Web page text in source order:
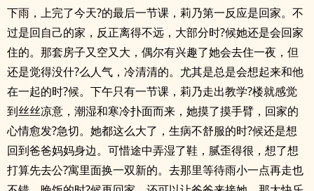
下雨，上完了今天?的最后一节课，莉乃第一反应是回家。不
过是回自己的家，反正离得不远，大部分时?候她还是会回家
住的。那套房子又空又大，偶尔有兴趣了她会去住一夜，但
还是觉得没什?么人气，冷清清的。尤其是总是会想起来和他
在一起的时?候。下午只有一节课，莉乃走出教学?楼就感觉
到丝丝凉意，潮湿和寒冷扑面而来，她摸了摸手臂，回家的
心情愈发?急切。她都这么大了，生病不舒服的时?候还是想
回到爸爸妈妈身边。可惜途中弄湿了鞋，腻歪得很，想了想
打算先去公?寓里面换一双新的。去那里等待雨小一点再走也